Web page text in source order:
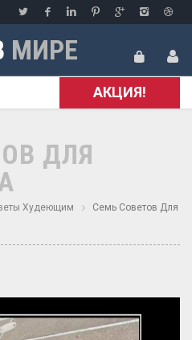
МИРЕ
АКЦИЯ!
ДЛЯ
Худеющим
Семь Советов Для